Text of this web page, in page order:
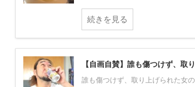
続きを見る
【自画自賛】誰も傷つけず、
誰も傷つけず、取り上げられた女